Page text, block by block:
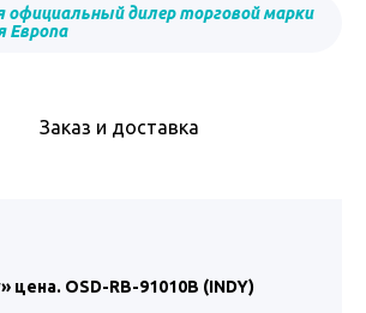
официальный дилер торговой марки
Европа
Заказ и доставка
цена. OSD-RB-91010B (INDY)